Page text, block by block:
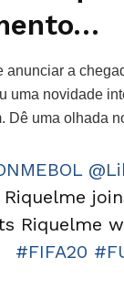
anunciar a
uma novidade
Dê uma olhada
Riquelme
Riquelme
#FIFA20